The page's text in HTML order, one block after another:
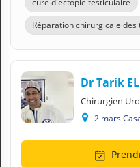
cure d'ectopie testiculaire
Réparation chirurgicale
Dr Tarik
Chirurgien
2 mars